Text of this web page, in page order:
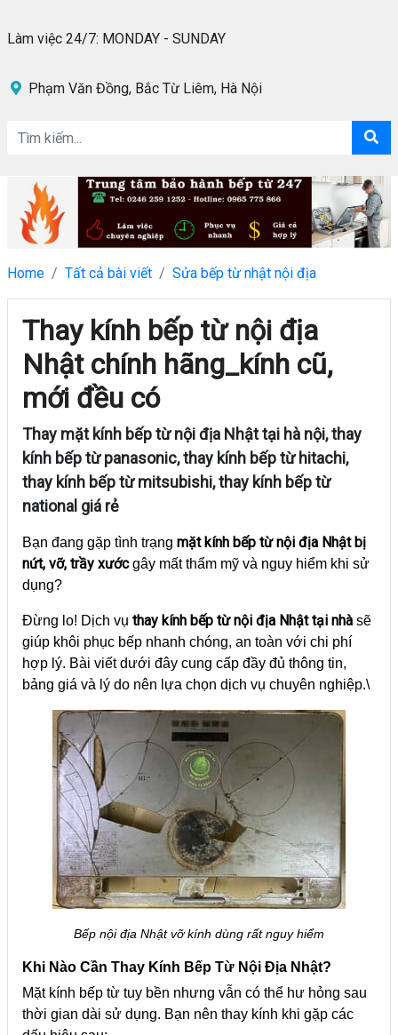
Làm việc 24/7: MONDAY - SUNDAY
Phạm Văn Đồng, Bắc Từ Liêm, Hà Nội
Home Tất cả bài viết Sửa bếp từ nhật nội địa
Thay kính bếp từ nội địa
Nhật chính hãng_kính cũ,
mới đều có
Thay mặt kính bếp từ nội địa Nhật tại hà nội, thay
kính bếp từ panasonic, thay kính bếp từ hitachi,
thay kính bếp từ mitsubishi, thay kính bếp từ
national giá rẻ
Bạn đang gặp tình trạng mặt kính bếp từ nội địa Nhật bị
nứt, vỡ, trầy xướcgây mất thẩm mỹ và nguy hiểm khi sử
dụng?
Đừng lo! Dịch vụ thay kính bếp từ nội địa Nhật tại nhà sẽ
giúp khôi phục bếp nhanh chóng, an toàn với chi phí
hợp lý. Bài viết dưới đây cung cấp đầy đủ thông tin,
bảng giá và lý do nên lựa chọn dịch vụ chuyên nghiệp.\
Bếp nội địa Nhật vỡ kính dùng rất nguy hiểm
Khi Nào Cần Thay Kính Bếp Từ Nội Địa Nhật?
Mặt kính bếp từ tuy bền nhưng vẫn có thể hư hỏng sau
thời gian dài sử dụng. Bạn nên thay kính khi gặp các